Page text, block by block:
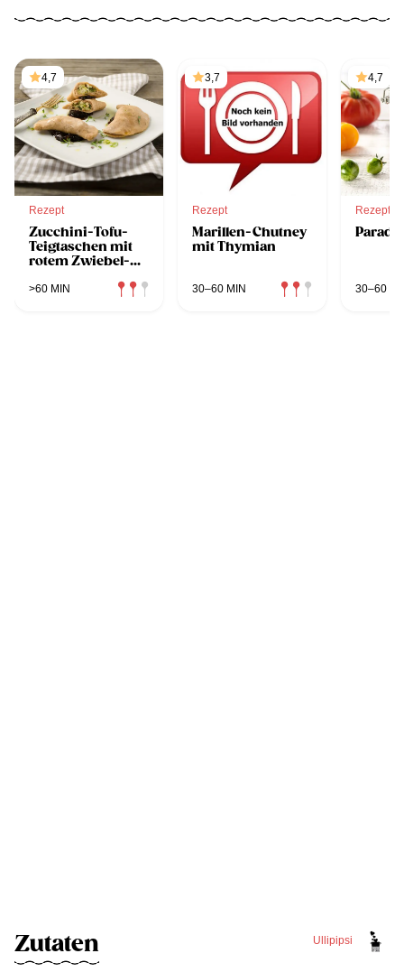
4,7
Rezept
Zucchini-Tofu-
Teigtaschen mit
rotem Zwiebel-
>60 MIN
3,7
Rezept
Marillen-Chutney
mit Thymian
30–60 MIN
4,7
Rezept
30–60
Ullipipsi
Zutaten